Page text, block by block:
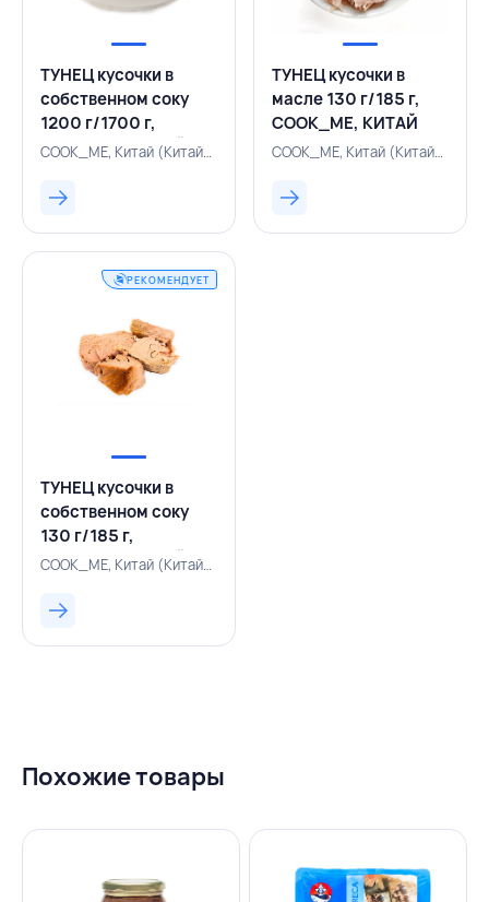
ТУНЕЦ кусочки в
собственном соку
1200 г/1700 г,
COOK_ME, КИТАЙ
COOK_ME, Китай (Китайская Народная Республика), 500000330
ТУНЕЦ кусочки в
масле 130 г/185 г,
COOK_ME, КИТАЙ
COOK_ME, Китай (Китайская Народная Республика), 500000235
РЕКОМЕНДУЕТ
ТУНЕЦ кусочки в
собственном соку
130 г/185 г,
COOK_ME, КИТАЙ
COOK_ME, Китай (Китайская Народная Республика), 500000320
Похожие товары